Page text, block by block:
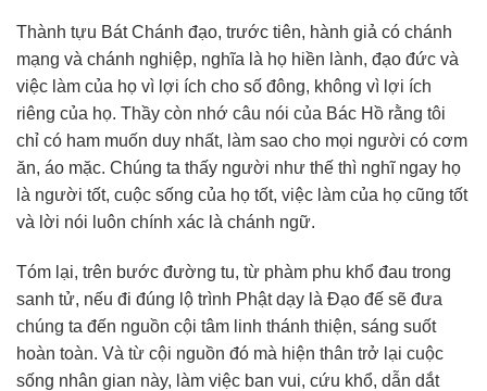
Thành tựu Bát Chánh đạo, trước tiên, hành giả có chánh
mạng và chánh nghiệp, nghĩa là họ hiền lành, đạo đức và
việc làm của họ vì lợi ích cho số đông, không vì lợi ích
riêng của họ. Thầy còn nhớ câu nói của Bác Hồ rằng tôi
chỉ có ham muốn duy nhất, làm sao cho mọi người có cơm
ăn, áo mặc. Chúng ta thấy người như thế thì nghĩ ngay họ
là người tốt, cuộc sống của họ tốt, việc làm của họ cũng tốt
và lời nói luôn chính xác là chánh ngữ.
Tóm lại, trên bước đường tu, từ phàm phu khổ đau trong
sanh tử, nếu đi đúng lộ trình Phật dạy là Đạo đế sẽ đưa
chúng ta đến nguồn cội tâm linh thánh thiện, sáng suốt
hoàn toàn. Và từ cội nguồn đó mà hiện thân trở lại cuộc
sống nhân gian này, làm việc ban vui, cứu khổ, dẫn dắt